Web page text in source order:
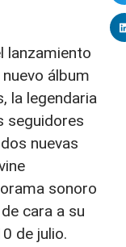
lanzamiento
álbum
la legendaria
seguidores
nuevas
sonoro
cara a su
de julio.